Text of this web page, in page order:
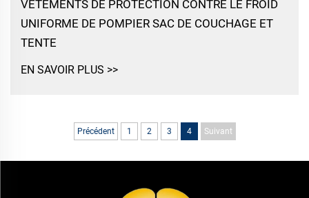
VÊTEMENTS DE PROTECTION CONTRE LE FROID
UNIFORME DE POMPIER SAC DE COUCHAGE ET
TENTE
EN SAVOIR PLUS >>
Précédent 1 2 3 4 Suivant